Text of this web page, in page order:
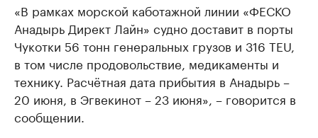
«В рамках морской каботажной линии «ФЕСКО
Анадырь Директ Лайн» судно доставит в порты
Чукотки 56 тонн генеральных грузов и 316 TEU,
в том числе продовольствие, медикаменты и
технику. Расчётная дата прибытия в Анадырь –
20 июня, в Эгвекинот – 23 июня», – говорится в
сообщении.